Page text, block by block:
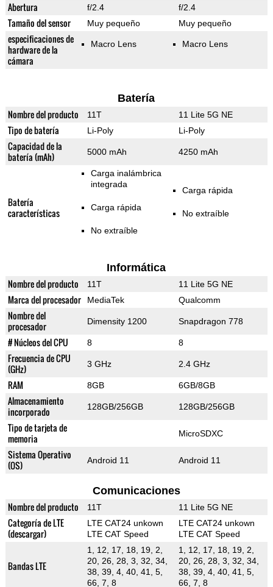
Abertura f/2.4 f/2.4
Tamaño del sensor Muy pequeño Muy pequeño
especificaciones de
hardware de la
cámara
Macro Lens Macro Lens
Batería
Nombre del producto 11T 11 Lite 5G NE
Tipo de batería Li-Poly Li-Poly
Capacidad de la
batería (mAh)
5000 mAh 4250 mAh
Batería
características
Carga inalámbrica
integrada
Carga rápida
No extraíble
Carga rápida
No extraíble
Informática
Nombre del producto 11T 11 Lite 5G NE
Marca del procesador MediaTek Qualcomm
Nombre del
procesador
Dimensity 1200 Snapdragon 778
# Núcleos del CPU 8 8
Frecuencia de CPU
(GHz)
3 GHz 2.4 GHz
RAM 8GB 6GB/8GB
Almacenamiento
incorporado
128GB/256GB 128GB/256GB
Tipo de tarjeta de
memoria
MicroSDXC
Sistema Operativo
(OS)
Android 11 Android 11
Comunicaciones
Nombre del producto 11T 11 Lite 5G NE
Categoría de LTE
(descargar)
LTE CAT24 unkown
LTE CAT Speed
LTE CAT24 unkown
LTE CAT Speed
Bandas LTE
1, 12, 17, 18, 19, 2,
20, 26, 28, 3, 32, 34,
38, 39, 4, 40, 41, 5,
66, 7, 8
1, 12, 17, 18, 19, 2,
20, 26, 28, 3, 32, 34,
38, 39, 4, 40, 41, 5,
66, 7, 8